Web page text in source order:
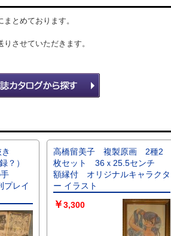
とめております。
させていただきます。
き
？）
レイ
高橋留美子 複製原画 2種2
枚セット 36ｘ25.5センチ
額縁付 オリジナルキャラクタ
ー イラスト
￥3,300